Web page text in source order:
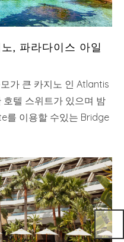
, 파라다이스 아일
가 큰 카지노 인 Atlantis
텔 스위트가 있으며 밤
를 이용할 수있는 Bridge